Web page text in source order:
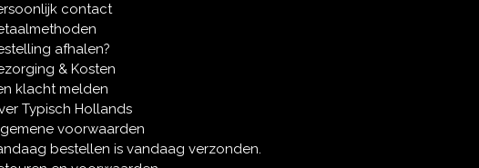
contact
afhalen?
& Kosten
klacht melden
Typisch Hollands
voorwaarden
bestellen is vandaag verzonden.